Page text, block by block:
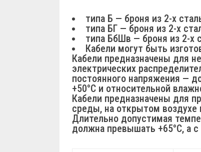
типа Б — броня из 2-х
типа БГ — броня из 2-х
типа БбШв — броня из 2-х
Кабели могут быть
Кабели предназначены для
электрических
постоянного напряжения —
+50°С и относительной
Кабели предназначены для
среды, на открытом воздухе
Длительно допустимая
должна превышать +65°С, а с